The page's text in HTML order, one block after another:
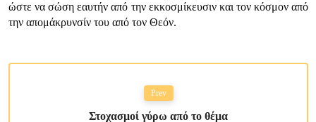
ώστε να σώση εαυτήν από την εκκοσμίκευσιν και τον κόσμον από
την απομάκρυνσίν του από τον Θεόν.
Prev
Στοχασμοί γύρω από το θέμα